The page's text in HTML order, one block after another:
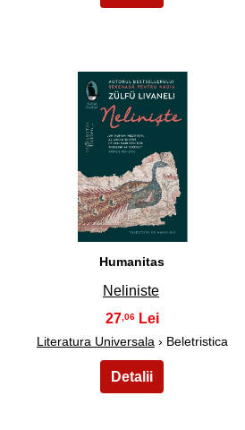
16
Humanitas
Neliniste
27,06
Literatura Universala› Beletristica